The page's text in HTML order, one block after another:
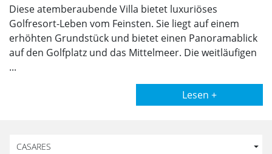
CASARES
Diese atemberaubende Villa bietet luxuriöses
Golfresort-Leben vom Feinsten. Sie liegt auf einem
erhöhten Grundstück und bietet einen Panoramablick
auf den Golfplatz und das Mittelmeer. Die weitläufigen
...
Lesen +